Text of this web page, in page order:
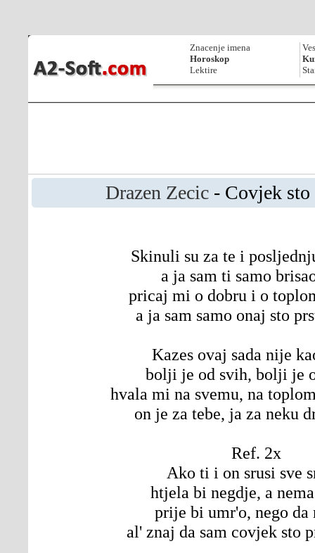
Znacenje imena
Horoskop
Lektire
Drazen Zecic- Covjek sto
Skinuli su za te i
a ja sam ti samo
pricaj mi o dobru i o
a ja sam samo onaj sto
Kazes ovaj sada nije
bolji je od svih, bolji je
hvala mi na svemu, na
on je za tebe, ja za neku
Ref. 2x
Ako ti i on srusi sve
htjela bi negdje, a
prije bi umr'o, nego
al' znaj da sam covjek sto